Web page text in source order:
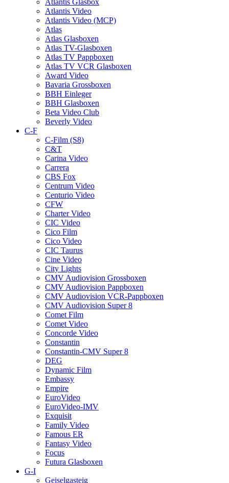
Atlantis Glasbox
Atlantis Video
Atlantis Video (MCP)
Atlas
Atlas Glasboxen
Atlas TV-Glasboxen
Atlas TV Pappboxen
Atlas TV VCR Glasboxen
Award Video
Bavaria Grossboxen
BBH Einleger
BBH Glasboxen
Beta Video Club
Beverly Video
C-F
C-Film (S8)
C&T
Carina Video
Carrera
CBS Fox
Centrum Video
Centurio Video
CFW
Charter Video
CIC Video
Cico Film
Cico Video
CIC Taurus
Cine Video
City Lights
CMV Audiovision Grossboxen
CMV Audiovision Pappboxen
CMV Audiovision VCR-Pappboxen
CMV Audiovision Super 8
Comet Film
Comet Video
Concorde Video
Constantin
Constantin-CMV Super 8
DEG
Dynamic Film
Embassy
Empire
EuroVideo
EuroVideo-IMV
Exquisit
Family Video
Famous ER
Fantasy Video
Focus
Futura Glasboxen
G-I
Geiselgasteig